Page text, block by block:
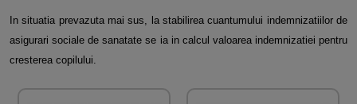
In situatia prevazuta mai sus, la stabilirea cuantumului indemnizatiilor de
asigurari sociale de sanatate se ia in calcul valoarea indemnizatiei pentru
cresterea copilului.